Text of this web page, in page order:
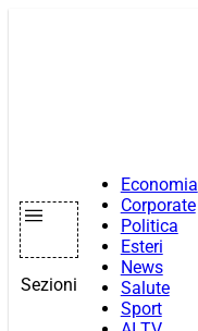
Sezioni
Economia
Corporate
Politica
Esteri
News
Salute
Sport